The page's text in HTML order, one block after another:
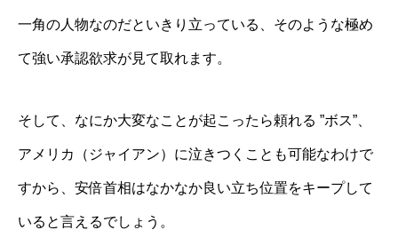
一角の人物なのだといきり立っている、そのような極め
て強い承認欲求が見て取れます。
そして、なにか大変なことが起こったら頼れる ”ボス”、
アメリカ（ジャイアン）に泣きつくことも可能なわけで
すから、安倍首相はなかなか良い立ち位置をキープして
いると言えるでしょう。